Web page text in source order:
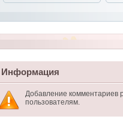
Информация
Добавление комментариев
пользователям.